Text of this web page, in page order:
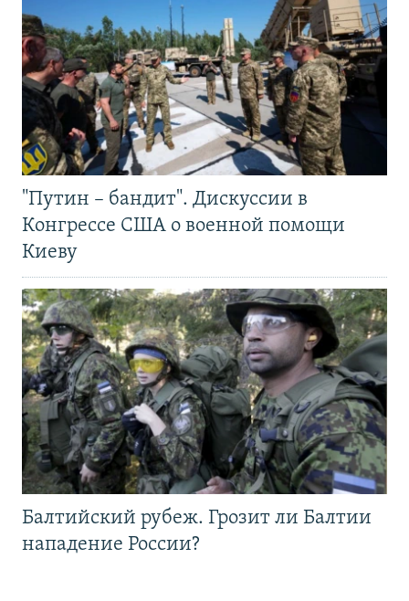
"Путин – бандит". Дискуссии в
Конгрессе США о военной помощи
Киеву
Балтийский рубеж. Грозит ли Балтии
нападение России?